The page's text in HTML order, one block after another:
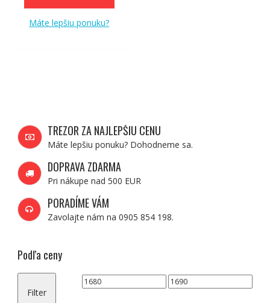
€1,753.98.€1,683.99.
Máte lepšiu ponuku?
TREZOR ZA NAJLEPŠIU CENU
Máte lepšiu ponuku? Dohodneme sa.
DOPRAVA ZDARMA
Pri nákupe nad 500 EUR
PORADÍME VÁM
Zavolajte nám na 0905 854 198.
Podľa ceny
Minimálna
Maximálna
Filter